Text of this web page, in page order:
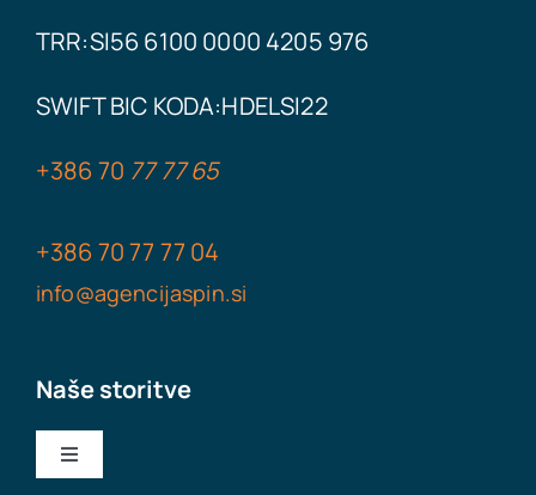
TRR:SI56 6100 0000 4205 976
SWIFT BIC KODA:HDELSI22
+38670 77 77 65
+38670 77 77 04
info@agencijaspin.si
Naše storitve
Toggle